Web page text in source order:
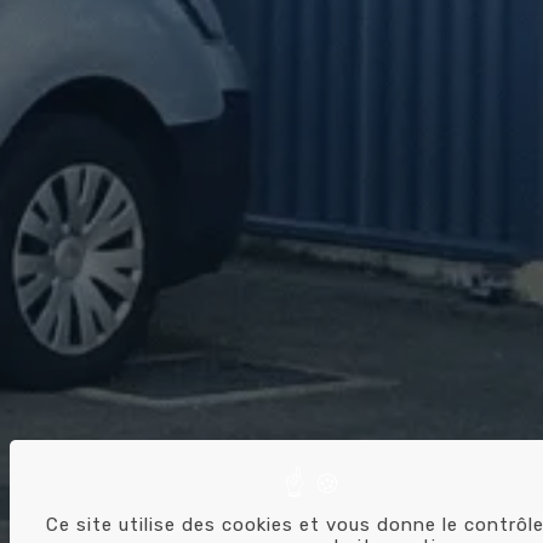
Ce site utilise des cookies et vous donne le